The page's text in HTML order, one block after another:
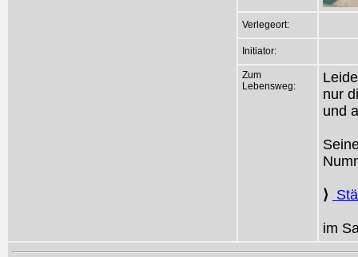
Verlegeort:
Initiator:
Zum
Lebensweg:
nur
und
⟩
im